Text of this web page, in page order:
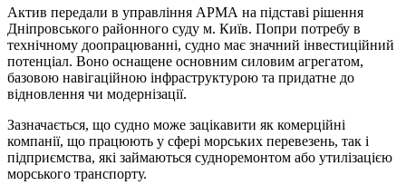
Актив передали в управління АРМА на підставі рішення
Дніпровського районного суду м. Київ. Попри потребу в
технічному доопрацюванні, судно має значний інвестиційний
потенціал. Воно оснащене основним силовим агрегатом,
базовою навігаційною інфраструктурою та придатне до
відновлення чи модернізації.
Зазначається, що судно може зацікавити як комерційні
компанії, що працюють у сфері морських перевезень, так і
підприємства, які займаються судноремонтом або утилізацією
морського транспорту.